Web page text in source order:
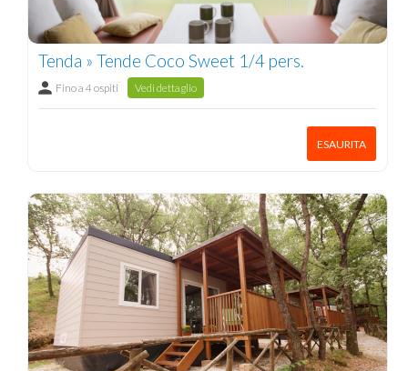
Tenda » Tende Coco Sweet 1/4 pers.
Fino a 4 ospiti Vedi dettaglio
ESAURITA